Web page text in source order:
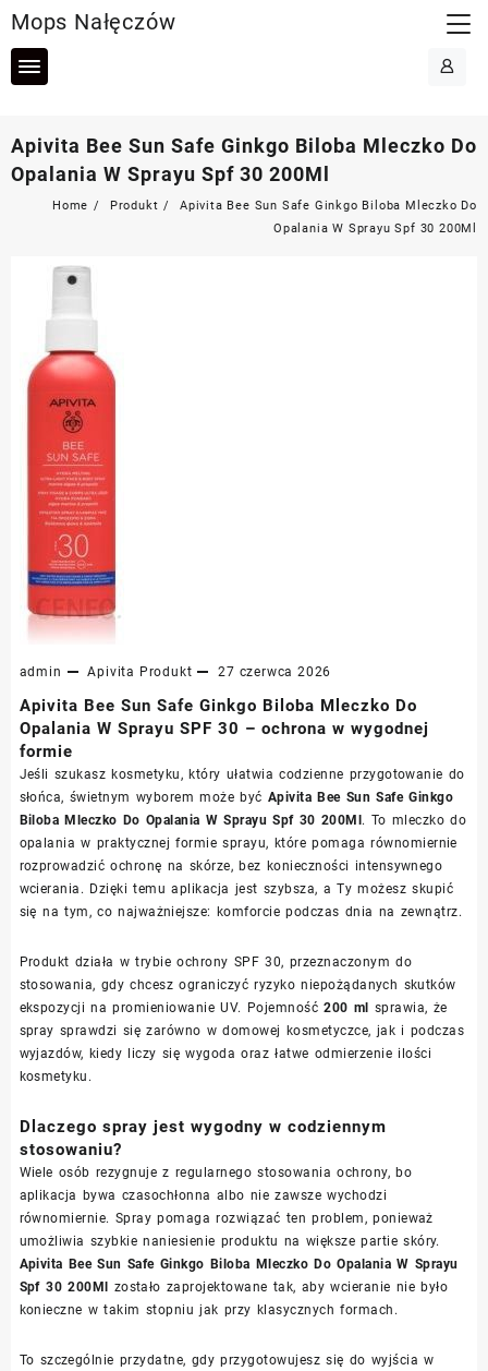
to
content
Mops Nałęczów
Apivita Bee Sun Safe Ginkgo Biloba Mleczko Do
Opalania W Sprayu Spf 30 200Ml
Home Produkt
Apivita Bee Sun Safe Ginkgo Biloba Mleczko Do
Opalania W Sprayu Spf 30 200Ml
admin Apivita Produkt 27 czerwca 2026
Apivita Bee Sun Safe Ginkgo Biloba Mleczko Do
Opalania W Sprayu SPF 30 – ochrona w wygodnej
formie
Jeśli szukasz kosmetyku, który ułatwia codzienne przygotowanie do
słońca, świetnym wyborem może być Apivita Bee Sun Safe Ginkgo
Biloba Mleczko Do Opalania W Sprayu Spf 30 200Ml. To mleczko do
opalania w praktycznej formie sprayu, które pomaga równomiernie
rozprowadzić ochronę na skórze, bez konieczności intensywnego
wcierania. Dzięki temu aplikacja jest szybsza, a Ty możesz skupić
się na tym, co najważniejsze: komforcie podczas dnia na zewnątrz.
Produkt działa w trybie ochrony SPF 30, przeznaczonym do
stosowania, gdy chcesz ograniczyć ryzyko niepożądanych skutków
ekspozycji na promieniowanie UV. Pojemność200 ml sprawia, że
spray sprawdzi się zarówno w domowej kosmetyczce, jak i podczas
wyjazdów, kiedy liczy się wygoda oraz łatwe odmierzenie ilości
kosmetyku.
Dlaczego spray jest wygodny w codziennym
stosowaniu?
Wiele osób rezygnuje z regularnego stosowania ochrony, bo
aplikacja bywa czasochłonna albo nie zawsze wychodzi
równomiernie. Spray pomaga rozwiązać ten problem, ponieważ
umożliwia szybkie naniesienie produktu na większe partie skóry.
Apivita Bee Sun Safe Ginkgo Biloba Mleczko Do Opalania W Sprayu
Spf 30 200Ml zostało zaprojektowane tak, aby wcieranie nie było
konieczne w takim stopniu jak przy klasycznych formach.
To szczególnie przydatne, gdy przygotowujesz się do wyjścia w